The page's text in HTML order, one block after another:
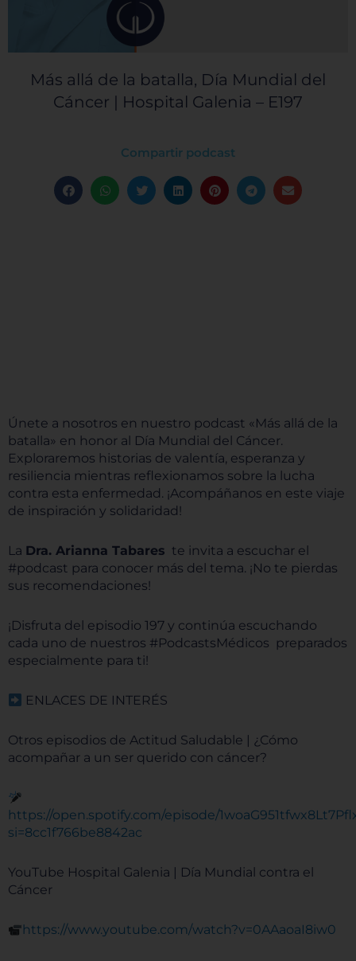
Más allá de la batalla, Día Mundial del
Cáncer | Hospital Galenia – E197
Compartir podcast
Únete a nosotros en nuestro podcast «Más allá de la
batalla» en honor al Día Mundial del Cáncer.
Exploraremos historias de valentía, esperanza y
resiliencia mientras reflexionamos sobre la lucha
contra esta enfermedad. ¡Acompáñanos en este viaje
de inspiración y solidaridad!
La Dra. Arianna Tabares te invita a escuchar el
#podcast para conocer más del tema. ¡No te pierdas
sus recomendaciones!
¡Disfruta del episodio 197 y continúa escuchando
cada uno de nuestros #PodcastsMédicos preparados
especialmente para ti!
ENLACES DE INTERÉS
Otros episodios de Actitud Saludable | ¿Cómo
acompañar a un ser querido con cáncer?
https://open.spotify.com/episode/
si=8cc1f766be8842ac
YouTube Hospital Galenia | Día Mundial contra el
Cáncer
https://www.youtube.com/watch?v=0AAaoaI8iw0